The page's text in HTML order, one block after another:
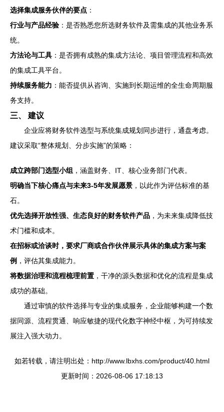
选择集成服务伙伴的要点 ：
行业与产品经验 ：是否熟悉您所选财务软件及需集成的其他业务系
统。
方法论与工具 ：是否拥有成熟的集成方法论、项目管理流程和高效
的集成工具平台。
持续服务能力 ：能否提供从咨询、实施到长期运维的全生命周期服
务支持。
三、 建议
企业应将财务软件选型与系统集成规划同步进行，通盘考虑。
建议采取“整体规划、分步实施”的策略：
成立跨部门选型小组 ，涵盖财务、IT、核心业务部门代表。
明确当下核心痛点与未来3-5年发展愿景 ，以此作为评估标准的基
石。
优先选择开放性强、生态良好的财务软件产品 ，为未来集成降低技
术门槛和成本。
在招标或洽谈时，要求厂商或合作伙伴展示具体的集成方案与案
例 ，评估其集成能力。
将数据治理和流程梳理前置 ，干净的源头数据和优化的流程是集成
成功的基础。
通过审慎的软件选择与专业的集成服务，企业能够构建一个数
据同源、流程贯通、响应敏捷的现代化数字神经中枢，为可持续发
展注入强大动力。
如若转载，请注明出处：http://www.lbxhs.com/product/40.html
更新时间：2026-08-06 17:18:13